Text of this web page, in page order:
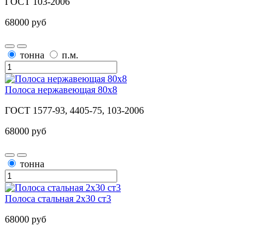
68000 руб
тонна п.м.
Полоса нержавеющая 80x8
ГОСТ 1577-93, 4405-75, 103-2006
68000 руб
тонна
Полоса стальная 2х30 ст3
68000 руб